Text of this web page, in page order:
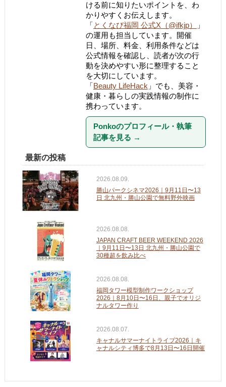
ける前に知りたいポイントを、わ
かりやすくお伝えします。
「とくなび福岡 公式X（@ifkjp）
」
の運用も担当しています。開催
日、場所、料金、利用条件などは
公式情報を確認し、読者が次の行
動を決めやすい形に整理すること
を大切にしています。
「Beauty LifeHack 」でも、美容・
健康・暮らしの実践情報の制作に
携わっています。
Ponkoのプロフィール・執筆
記事を見る →
最新の投稿
2026.08.09.
勝山パークシネマ2026｜9月11日〜13
日 北九州・勝山公園で無料野外映画
2026.08.08.
JAPAN CRAFT BEER WEEKEND 2026
｜9月11日〜13日 北九州・勝山公園で
30種超を飲み比べ
2026.08.08.
福岡タワー模型制作ワークショップ
2026｜8月10日〜16日、親子でオリジ
ナルタワー作り
2026.08.07.
キャナルサマーナイトライブ2026｜キ
ャナルシティ博多で8月13日〜16日開催